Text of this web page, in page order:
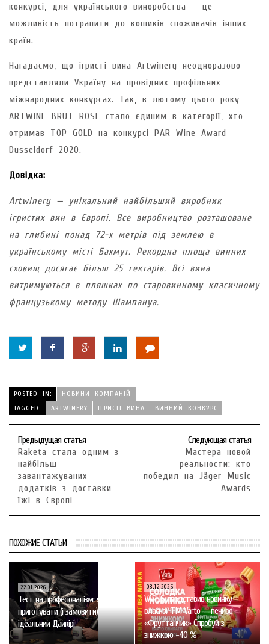
конкурсі, для українського виноробства – це
можливість потрапити до кошиків споживачів інших
країн.
Нагадаємо, що ігристі вина Artwinery неодноразово
представляли Україну на провідних профільних
міжнародних конкурсах. Так, в лютому цього року
ARTWINE BRUT ROSE стало єдиним в категорії, хто
отримав TOP GOLD на конкурсі PAR Wine Award
Dusseldorf 2020.
Довідка:
Artwinery — унікальний найбільший виробник
ігристих вин в Європі. Все виробництво розташоване
на глибині понад 72-х метрів під землею в
українському місті Бахмут. Рекордна площа винних
сховищ досягає більш 25 гектарів. Всі вина
витримуються в пляшках по старовинному класичному
французькому методу Шампануа.
POSTED IN:
НОВИНИ КОМПАНІЙ
TAGGED:
ARTWINERY ІГРИСТІ ВИНА ВИННИЙ КОНКУРС
Предыдущая статья
Raketa стала одним з
найбільш
завантажуваних
додатків з доставки
їжі в Європі
Следующая статья
Мастера новой
реальности: кто
победил на Jäger Music
Awards
ПОХОЖИЕ СТАТЬИ
22.01.2026
Тест на професіоналізм: як
приготувати (і замовити)
ідеальний Дайкірі
08.12.2025
VARUS представив новинку
власної ТМ Varto — печиво
«Фруттанчик» Спробуй зі
знижкою -40 %